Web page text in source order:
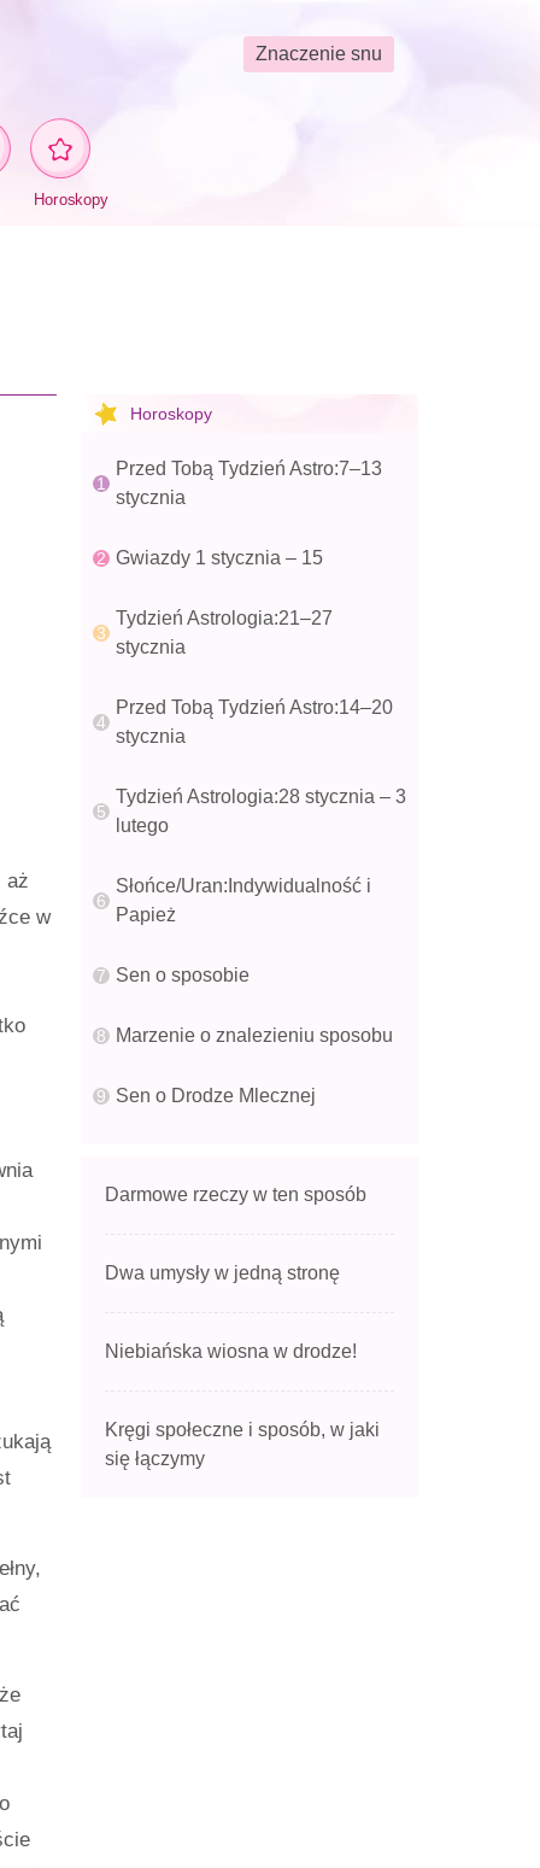
Znaczenie snu
Horoskopy
aż
w
Horoskopy
Przed Tobą Tydzień Astro:7–13
stycznia
Gwiazdy 1 stycznia – 15
Tydzień Astrologia:21–27
stycznia
Przed Tobą Tydzień Astro:14–20
stycznia
Tydzień Astrologia:28 stycznia – 3
lutego
Słońce/Uran:Indywidualność i
Papież
Sen o sposobie
Marzenie o znalezieniu sposobu
Sen o Drodze Mlecznej
Darmowe rzeczy w ten sposób
Dwa umysły w jedną stronę
Niebiańska wiosna w drodze!
Kręgi społeczne i sposób, w jaki
się łączymy